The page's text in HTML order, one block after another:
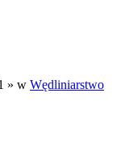
» w Wędliniarstwo